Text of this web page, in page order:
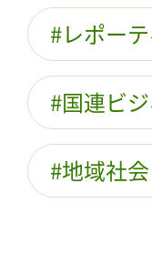
レポー
国連ビ
地域社